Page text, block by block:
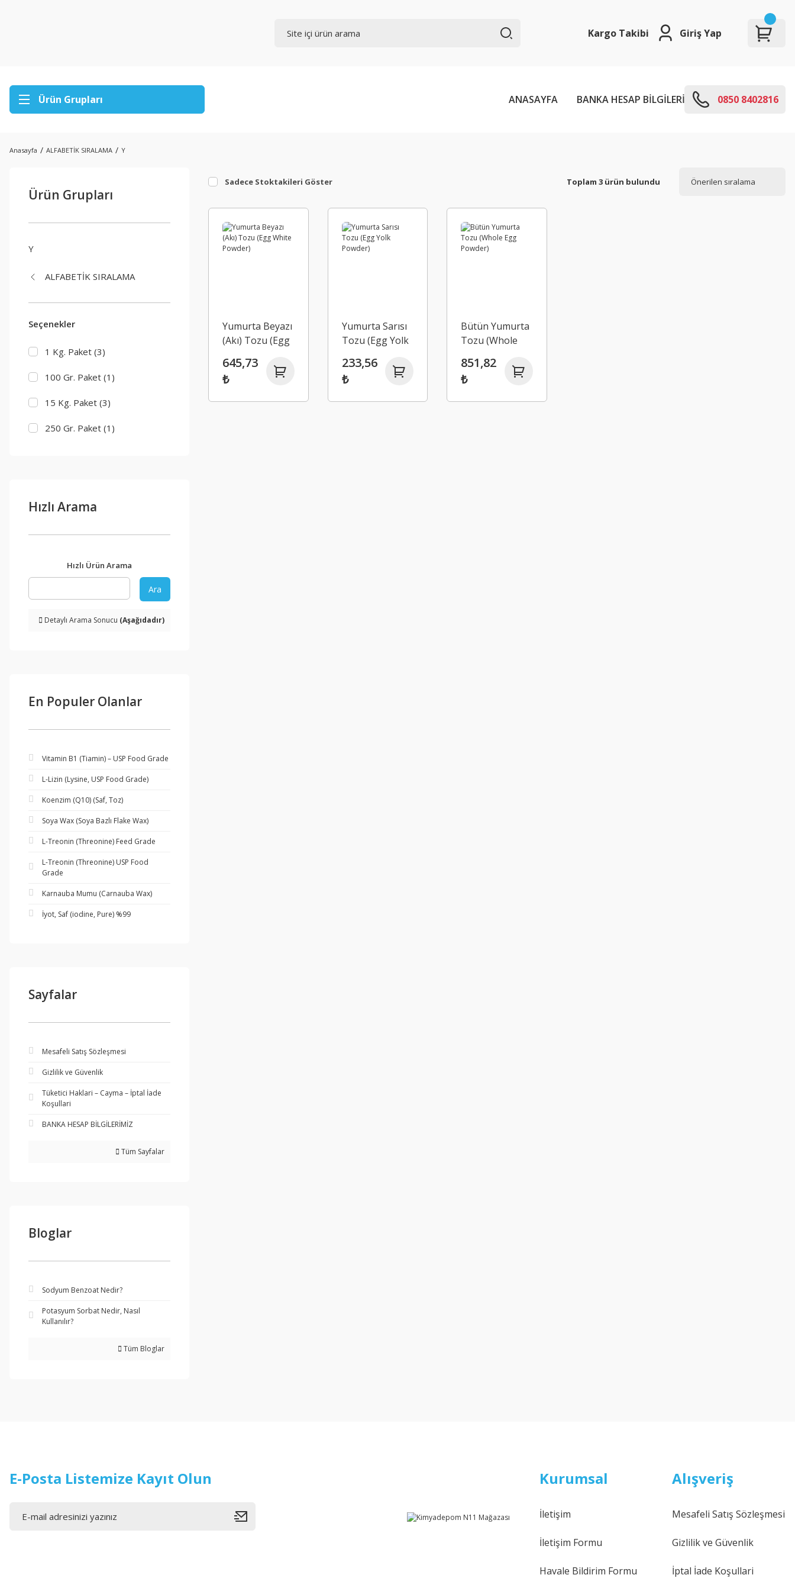
Kargo Takibi Giriş Yap
Ürün Grupları ANASAYFA BANKA HESAP BİLGİLERİ E-KODLARI
0850 8402816
Anasayfa ALFABETİK SIRALAMA Y
Ürün Grupları
Y
ALFABETİK SIRALAMA
Seçenekler
1 Kg. Paket (3)
100 Gr. Paket (1)
15 Kg. Paket (3)
250 Gr. Paket (1)
Hızlı Arama
Hızlı Ürün Arama
Ara
Detaylı Arama Sonucu (Aşağıdadır)
En Populer Olanlar
Vitamin B1 (Tiamin) – USP Food Grade
L-Lizin (Lysine, USP Food Grade)
Koenzim (Q10) (Saf, Toz)
Soya Wax (Soya Bazlı Flake Wax)
L-Treonin (Threonine) Feed Grade
L-Treonin (Threonine) USP Food
Grade
Karnauba Mumu (Carnauba Wax)
İyot, Saf (iodine, Pure) %99
Sayfalar
Mesafeli Satış Sözleşmesi
Gizlilik ve Güvenlik
Tüketici Haklari – Cayma – İptal İade
Koşullari
BANKA HESAP BİLGİLERİMİZ
Tüm Sayfalar
Bloglar
Sodyum Benzoat Nedir?
Potasyum Sorbat Nedir, Nasıl
Kullanılır?
Tüm Bloglar
Sadece Stoktakileri Göster Toplam 3 ürün bulundu
Yumurta Beyazı
(Akı) Tozu (Egg
645,73
₺
Yumurta Sarısı
Tozu (Egg Yolk
233,56
₺
Bütün Yumurta
Tozu (Whole
851,82
₺
E-Posta Listemize Kayıt Olun Kurumsal
İletişim
İletişim Formu
Havale Bildirim Formu
Alışveriş
Mesafeli Satış Sözleşmesi
Gizlilik ve Güvenlik
İptal İade Koşullari